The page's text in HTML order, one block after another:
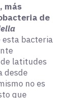
más
de
esta bacteria
latitudes
desde
no es
que